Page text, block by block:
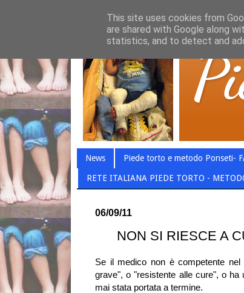
News Piede torto e metodo Ponseti-
RETE ITALIANA PIEDE TORTO -
06/09/11
NON SI RIESCE A
Se il medico non è competente
grave", o "resistente alle cure", o
mai stata portata a termine.
This site uses cookies from
are shared with Google along
statistics, and to detect and